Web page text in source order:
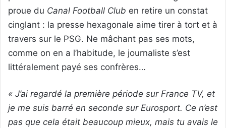
proue du Canal Football Club en retire un constat
cinglant : la presse hexagonale aime tirer à tort et à
travers sur le PSG. Ne mâchant pas ses mots,
comme on en a l’habitude, le journaliste s’est
littéralement payé ses confrères…
« J’ai regardé la première période sur France TV, et
je me suis barré en seconde sur Eurosport. Ce n’est
pas que cela était beaucoup mieux, mais tu avais le